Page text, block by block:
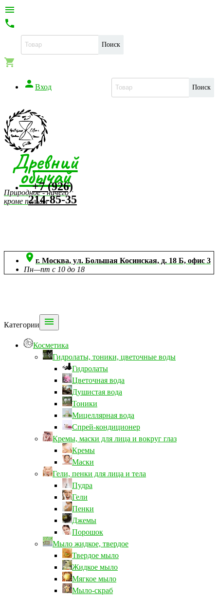


Поиск

Поиск
 Вход
Древний
обычай
Природное - ничего
кроме пользы
+7 (926)
214-85-35
 г. Москва, ул. Большая Косинская, д. 18 Б, офис 3
Пн—пт с 10 до 18
Категории 
Косметика
Гидролаты, тоники, цветочные воды
Гидролаты
Цветочная вода
Душистая вода
Тоники
Мицеллярная вода
Спрей-кондиционер
Кремы, маски для лица и вокруг глаз
Кремы
Маски
Гели, пенки для лица и тела
Пудра
Гели
Пенки
Джемы
Порошок
Мыло жидкое, твердое
Твердое мыло
Жидкое мыло
Мягкое мыло
Мыло-скраб